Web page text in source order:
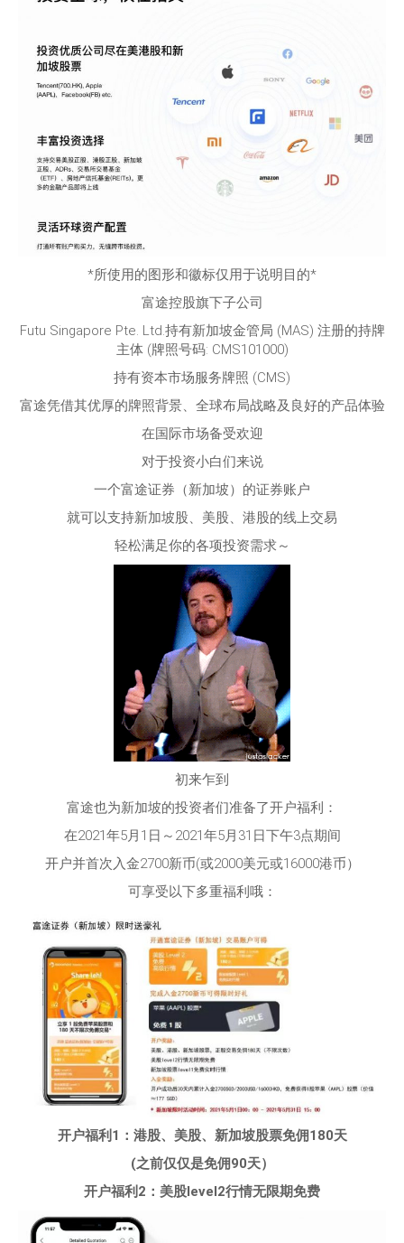
*所使用的图形和徽标仅用于说明目的*
富途控股旗下子公司
Futu Singapore Pte. Ltd.持有新加坡金管局 (MAS) 注册的持牌
主体 (牌照号码: CMS101000)
持有资本市场服务牌照 (CMS)
富途凭借其优厚的牌照背景、全球布局战略及良好的产品体验
在国际市场备受欢迎
对于投资小白们来说
一个富途证券（新加坡）的证券账户
就可以支持新加坡股、美股、港股的线上交易
轻松满足你的各项投资需求～
初来乍到
富途也为新加坡的投资者们准备了开户福利：
在2021年5月1日～2021年5月31日下午3点期间
开户并首次入金2700新币(或2000美元或16000港币）
可享受以下多重福利哦：
开户福利 1 ：港股、美股、新加坡股票免佣180天
(之前仅仅是免佣90天）
开户福利2：美股level2行情无限期免费